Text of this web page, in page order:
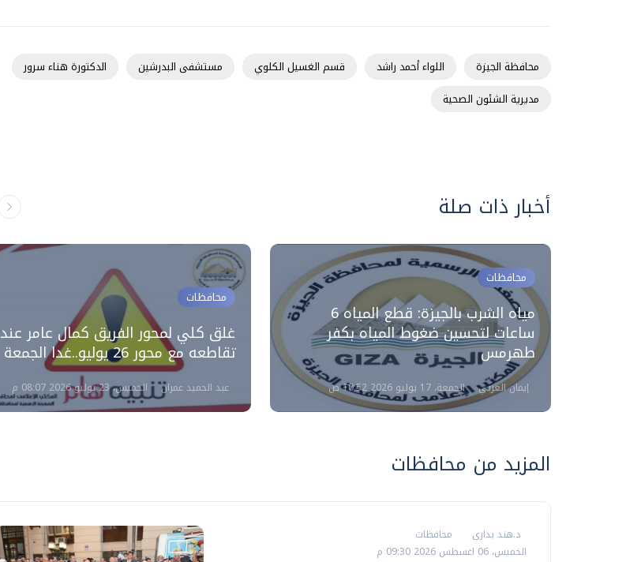
محافظة الجيزة اللواء أحمد راشد قسم الغسيل الكلوي مستشفى البدرشين
الدكتورة هناء سرور
مديرية الشئون الصحية
أخبار ذات صلة
محافظات
غلق كلي لمحور الفريق كمال عامر عند
تقاطعه مع محور 26 يوليو..غدا الجمعة
عبد الحميد عمران الخميس، 23 يوليو 2026 08:07 م
محافظات
مياه الشرب بالجيزة: قطع المياه 6
ساعات لتحسين ضغوط المياه بكفر
طهرمس
إيمان العربي الجمعة، 17 يوليو 2026 10:52 ص
المزيد من محافظات
د.هند بدارى
محافظات
الخميس، 06 اغسطس 2026 09:30 م